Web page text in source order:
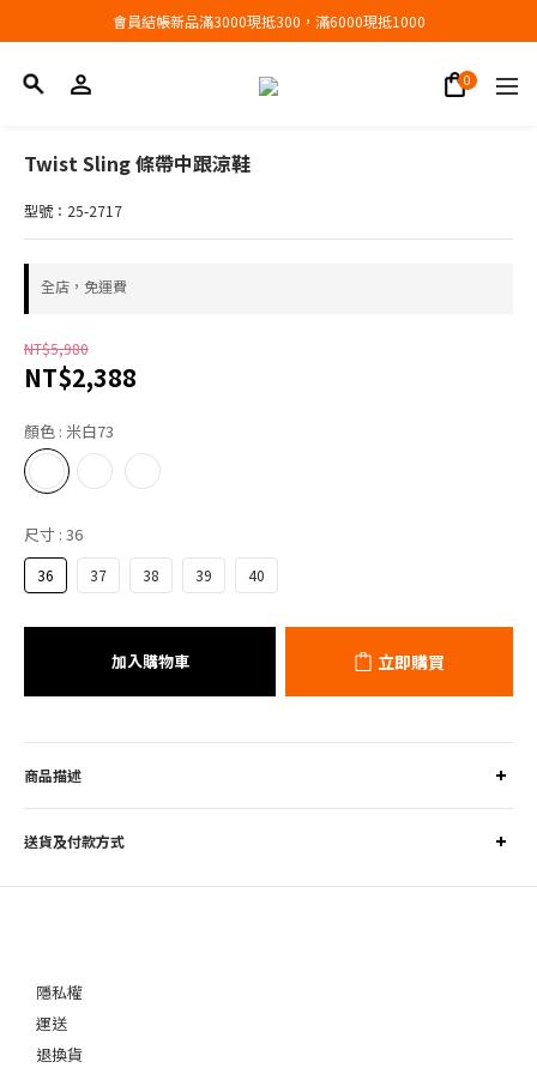
會員結帳新品滿3000現抵300，滿6000現抵1000
會員結帳新品滿3000現抵300，滿6000現抵1000
Twist Sling 條帶中跟涼鞋
型號：25-2717
全店，免運費
NT$5,980
NT$2,388
顏色 : 米白73
尺寸 : 36
36 37 38 39 40
加入購物車 立即購買
商品描述
送貨及付款方式
隱私權
運送
退換貨